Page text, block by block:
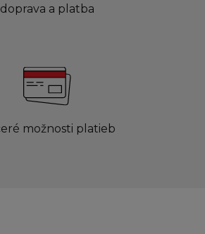
doprava a platba
možnosti platieb